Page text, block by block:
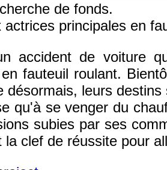
de fonds.
principales en
accident de voiture
fauteuil roulant.
désormais, leurs
qu'à se venger du
subies par ses
clef de réussite pour